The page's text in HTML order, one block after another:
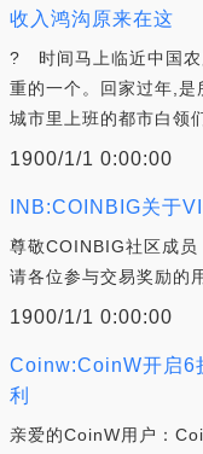
收入鸿沟原来在这
? 时间马上临近中国农
重的一个。回家过年,
城市里上班的都市白领
1900/1/1 0:00:00
INB:COINBIG关于
尊敬COINBIG社区成员
请各位参与交易奖励的
1900/1/1 0:00:00
Coinw:CoinW开启6
利
亲爱的CoinW用户：